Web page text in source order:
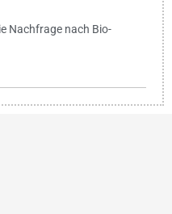
Nachfrage nach Bio-